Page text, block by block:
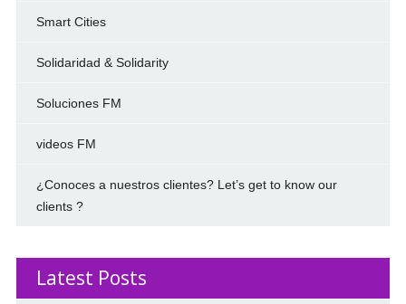
Smart Cities
Solidaridad & Solidarity
Soluciones FM
videos FM
¿Conoces a nuestros clientes? Let’s get to know our
clients ?
Latest Posts